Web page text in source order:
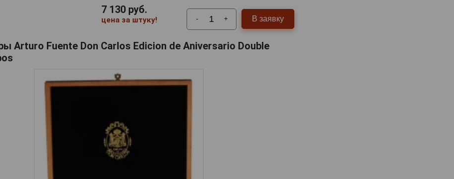
7 130руб.
цена за штуку! - + В заявку
Arturo Fuente Don Carlos Edicion de Aniversario Double